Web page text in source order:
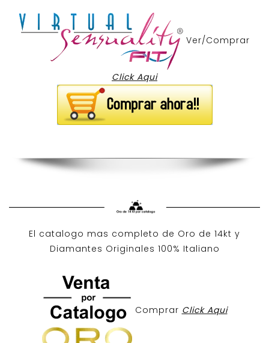
Ver/Comprar
Click Aqui
El catalogo mas completo de Oro de 14kt y
Diamantes Originales 100% Italiano
Comprar Click Aqui